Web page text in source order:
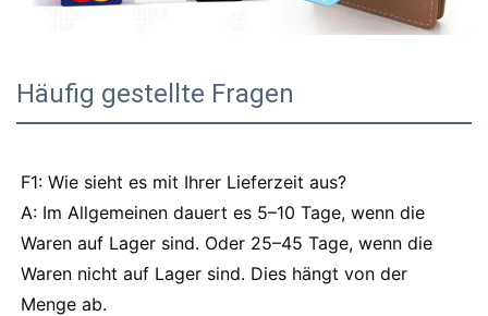
Häufig gestellte Fragen
F1: Wie sieht es mit Ihrer Lieferzeit aus?
A: Im Allgemeinen dauert es 5–10 Tage, wenn die
Waren auf Lager sind. Oder 25–45 Tage, wenn die
Waren nicht auf Lager sind. Dies hängt von der
Menge ab.